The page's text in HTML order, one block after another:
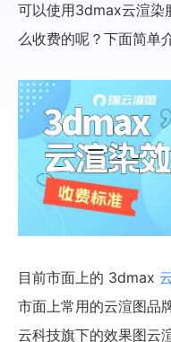
可以使用3dmax云渲染
么收费的呢？下面简单
目前市面上的 3dmax
市面上常用的云渲图品
云科技旗下的效果图云